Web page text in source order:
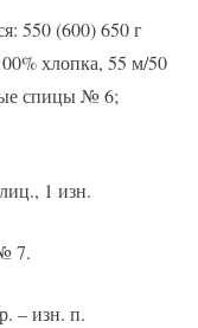
550 (600) 650 г
хлопка, 55 м/50
спицы № 6;
1 изн.
7.
– изн. п.